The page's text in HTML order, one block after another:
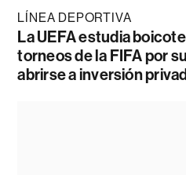
LÍNEA DEPORTIVA
La UEFA estudia
torneos de la FIFA por
abrirse a inversión